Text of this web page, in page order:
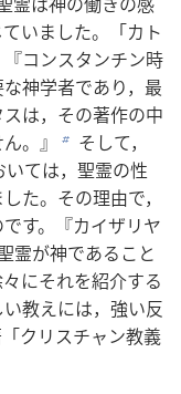
いました。「カト
コンスタンチン時
神学者であり，最
は，その著作の中
。』
b そして，
ては，聖霊の性
た。その理由で，
す。『カイザリヤ
霊が神であること
にそれを紹介する
教えには，強い反
クリスチャン教義